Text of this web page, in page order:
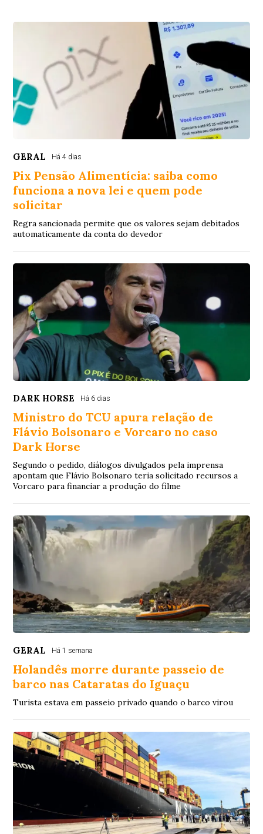
GERAL Há 4 dias
Pix Pensão Alimentícia: saiba como
funciona a nova lei e quem pode
solicitar
Regra sancionada permite que os valores sejam debitados
automaticamente da conta do devedor
DARK HORSE Há 6 dias
Ministro do TCU apura relação de
Flávio Bolsonaro e Vorcaro no caso
Dark Horse
Segundo o pedido, diálogos divulgados pela imprensa
apontam que Flávio Bolsonaro teria solicitado recursos a
Vorcaro para financiar a produção do filme
GERAL Há 1 semana
Holandês morre durante passeio de
barco nas Cataratas do Iguaçu
Turista estava em passeio privado quando o barco virou